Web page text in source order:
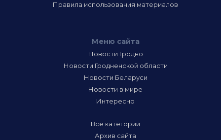
Правила использования материалов
Меню сайта
Новости Гродно
Новости Гродненской области
Новости Беларуси
Новости в мире
Интересно
Все категории
Архив сайта